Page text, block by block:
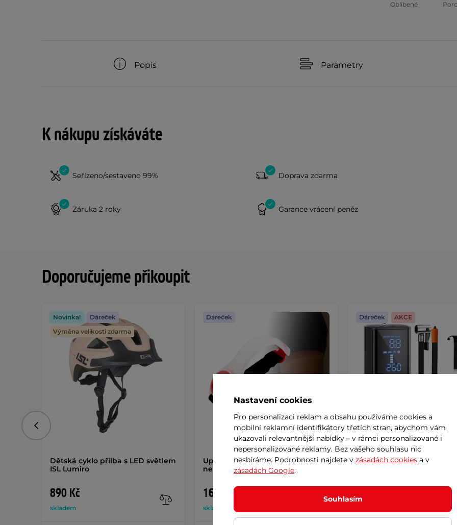
Oblíbené
Popis Parametry
K nákupu získáváte
Seřízeno/sestaveno 99% Doprava zdarma
Záruka 2 roky Garance vrácení peněz
Doporučujeme přikoupit
Dětská cyklo přilba s LED světlem
ISL Lumiro
890 Kč
skladem
Novinka!
Dáreček
Výměna velikosti zdarma
Upínací svítící pásek na ruku
nebo nohu inSPORTline Lumiero
169 Kč
skladem
Dáreček
Elektrická pumpa
1 129 Kč
Dáreček AKCE
Předchozí
Nastavení cookies
Pro personalizaci reklam a obsahu používáme cookies a
mobilní reklamní identifikátory třetích stran, abychom vám
ukazovali relevantnější nabídky – v rámci personalizované i
nepersonalizované reklamy. Bez vašeho souhlasu nic
nesbíráme. Podrobnosti najdete v zásadách cookies a v
zásadách Google.
Souhlasím